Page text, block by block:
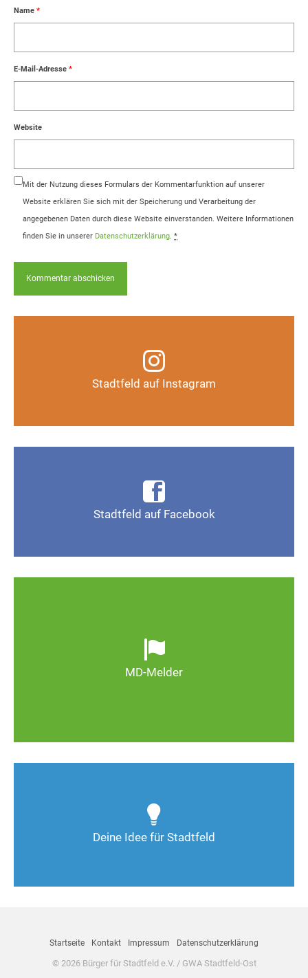
Name *
E-Mail-Adresse *
Website
Mit der Nutzung dieses Formulars der Kommentarfunktion auf unserer
Website erklären Sie sich mit der Speicherung und Verarbeitung der
angegebenen Daten durch diese Website einverstanden. Weitere Informationen
finden Sie in unserer Datenschutzerklärung. *
Stadtfeld auf Instagram
Instagram-Kanal
Auf Instagram folgen
Stadtfeld auf Facebook
Seite Magdeburg-Stadtfeld
MD-Melder
wild entsorgter Müll. Melden Sie Mängel, damit
Magdeburg schöner und lebenswerter wird.
Deine Idee für Stadtfeld
Deine Ideen sind gefragt!
Startseite Kontakt Impressum Datenschutzerklärung
© 2026 Bürger für Stadtfeld e.V. / GWA Stadtfeld-Ost